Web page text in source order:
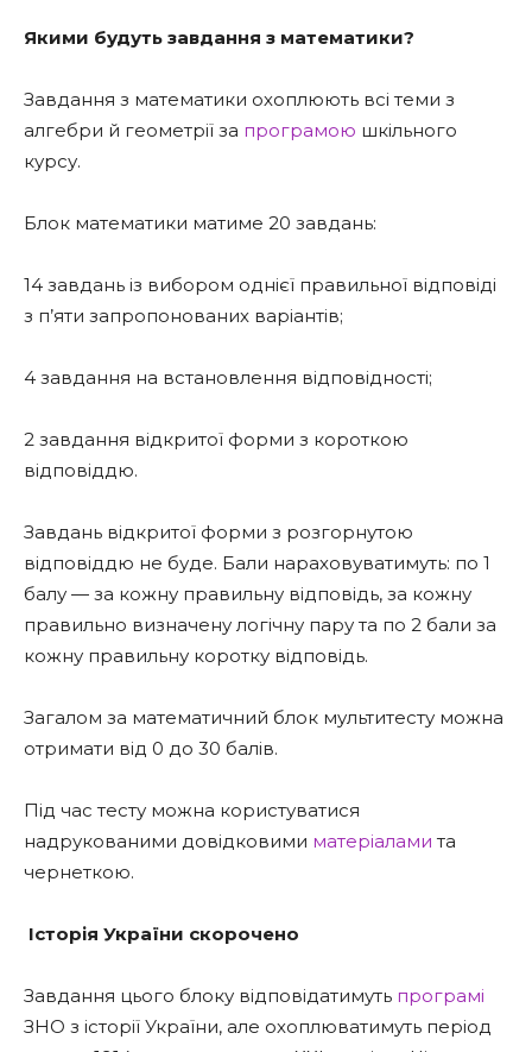
Якими будуть завдання з математики?
Завдання з математики охоплюють всі теми з
алгебри й геометрії за програмою шкільного
курсу.
Блок математики матиме 20 завдань:
14 завдань із вибором однієї правильної відповіді
з п’яти запропонованих варіантів;
4 завдання на встановлення відповідності;
2 завдання відкритої форми з короткою
відповіддю.
Завдань відкритої форми з розгорнутою
відповіддю не буде. Бали нараховуватимуть: по 1
балу — за кожну правильну відповідь, за кожну
правильно визначену логічну пару та по 2 бали за
кожну правильну коротку відповідь.
Загалом за математичний блок мультитесту можна
отримати від 0 до 30 балів.
Під час тесту можна користуватися
надрукованими довідковими матеріалами та
чернеткою.
Історія України скорочено
Завдання цього блоку відповідатимуть програмі
ЗНО з історії України, але охоплюватимуть період